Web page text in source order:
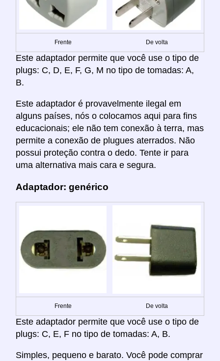
Frente De volta
Este adaptador permite que você use o tipo de
plugs: C, D, E, F, G, M no tipo de tomadas: A,
B.
Este adaptador é provavelmente ilegal em
alguns países, nós o colocamos aqui para fins
educacionais; ele não tem conexão à terra, mas
permite a conexão de plugues aterrados. Não
possui proteção contra o dedo. Tente ir para
uma alternativa mais cara e segura.
Adaptador: genérico
Frente De volta
Este adaptador permite que você use o tipo de
plugs: C, E, F no tipo de tomadas: A, B.
Simples, pequeno e barato. Você pode comprar